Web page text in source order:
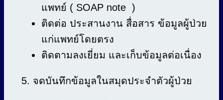
แพทย์ ( SOAP note )
ติดต่อ ประสานงาน สื่อสาร ข้อมูลผู้ป่วย
แก่แพทย์โดยตรง
ติดตามลงเยี่ยม และเก็บข้อมูลต่อเนื่อง
5. จดบันทึกข้อมูลในสมุดประจำตัวผู้ป่วย